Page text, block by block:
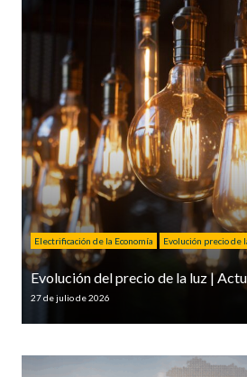
Electrificación de la Economía Evolución precio de
Evolución del precio de la luz |
27 de julio de 2026